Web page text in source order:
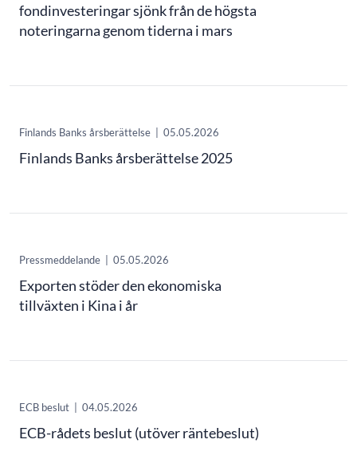
fondinvesteringar sjönk från de högsta
noteringarna genom tiderna i mars
Finlands Banks årsberättelse 05.05.2026
Finlands Banks årsberättelse 2025
Pressmeddelande 05.05.2026
Exporten stöder den ekonomiska
tillväxten i Kina i år
ECB beslut 04.05.2026
ECB-rådets beslut (utöver räntebeslut)